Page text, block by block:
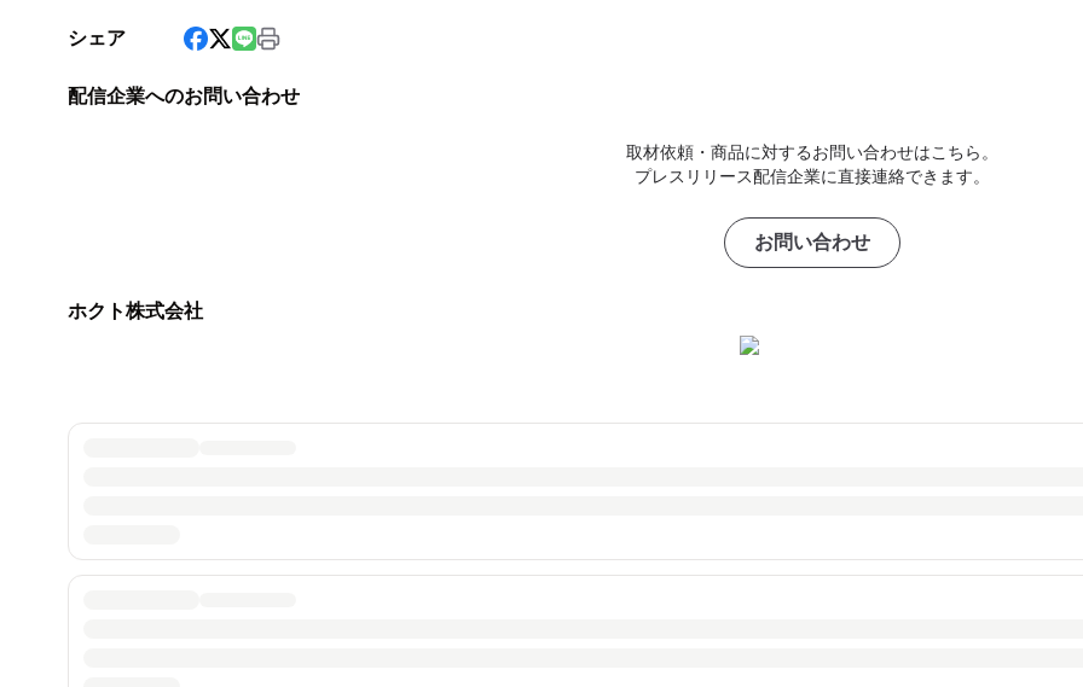
シェア
配信企業へのお問い合わせ
取材依頼・商品に対するお問い合わせはこちら。
プレスリリース配信企業に直接連絡できます。
お問い合わせ
ホクト株式会社